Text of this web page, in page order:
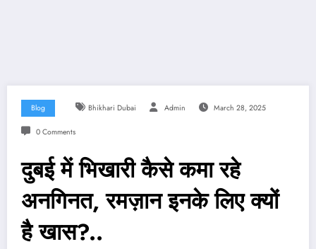
Blog Bhikhari Dubai Admin March 28, 2025
0 Comments
दुबई में भिखारी कैसे कमा रहे
अनगिनत, रमज़ान इनके लिए क्यों
है खास?..